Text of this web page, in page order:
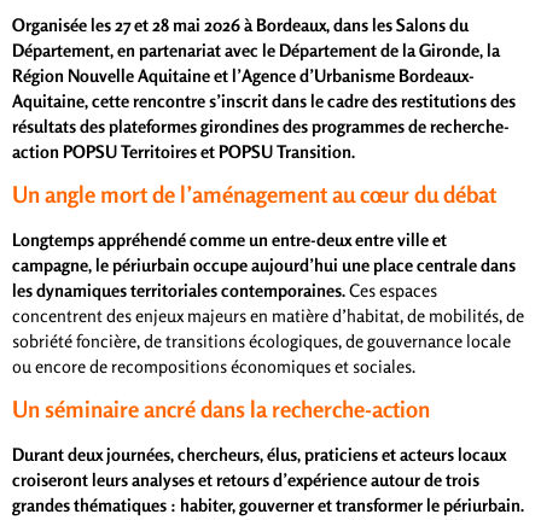
Organisée les 27 et 28 mai 2026 à Bordeaux, dans les Salons du
Département, en partenariat avec le Département de la Gironde, la
Région Nouvelle Aquitaine et l’Agence d’Urbanisme Bordeaux-
Aquitaine, cette rencontre s’inscrit dans le cadre des restitutions des
résultats des plateformes girondines des programmes de recherche-
action POPSU Territoires et POPSU Transition.
Un angle mort de l’aménagement au cœur du débat
Longtemps appréhendé comme un entre-deux entre ville et
campagne, le périurbain occupe aujourd’hui une place centrale dans
les dynamiques territoriales contemporaines.Ces espaces
concentrent des enjeux majeurs en matière d’habitat, de mobilités, de
sobriété foncière, de transitions écologiques, de gouvernance locale
ou encore de recompositions économiques et sociales.
Un séminaire ancré dans la recherche-action
Durant deux journées, chercheurs, élus, praticiens et acteurs locaux
croiseront leurs analyses et retours d’expérience autour de trois
grandes thématiques : habiter, gouverner et transformer le périurbain.